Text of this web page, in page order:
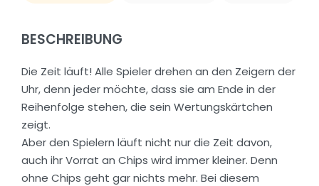
BESCHREIBUNG
Die Zeit läuft! Alle Spieler drehen an den Zeigern der
Uhr, denn jeder möchte, dass sie am Ende in der
Reihenfolge stehen, die sein Wertungskärtchen
zeigt.
Aber den Spielern läuft nicht nur die Zeit davon,
auch ihr Vorrat an Chips wird immer kleiner. Denn
ohne Chips geht gar nichts mehr. Bei diesem